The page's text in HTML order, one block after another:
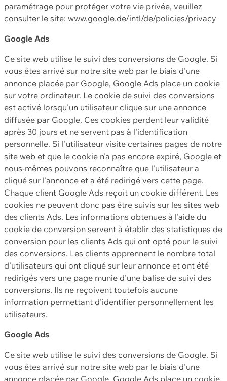
paramétrage pour protéger votre vie privée, veuillez
consulter le site: www.google.de/intl/de/policies/privacy
Google Ads
Ce site web utilise le suivi des conversions de Google. Si
vous êtes arrivé sur notre site web par le biais d'une
annonce placée par Google, Google Ads place un cookie
sur votre ordinateur. Le cookie de suivi des conversions
est activé lorsqu'un utilisateur clique sur une annonce
diffusée par Google. Ces cookies perdent leur validité
après 30 jours et ne servent pas à l'identification
personnelle. Si l'utilisateur visite certaines pages de notre
site web et que le cookie n'a pas encore expiré, Google et
nous-mêmes pouvons reconnaître que l'utilisateur a
cliqué sur l'annonce et a été redirigé vers cette page.
Chaque client Google Ads reçoit un cookie différent. Les
cookies ne peuvent donc pas être suivis sur les sites web
des clients Ads. Les informations obtenues à l'aide du
cookie de conversion servent à établir des statistiques de
conversion pour les clients Ads qui ont opté pour le suivi
des conversions. Les clients apprennent le nombre total
d'utilisateurs qui ont cliqué sur leur annonce et ont été
redirigés vers une page munie d'une balise de suivi des
conversions. Ils ne reçoivent toutefois aucune
information permettant d'identifier personnellement les
utilisateurs.
Google Ads
Ce site web utilise le suivi des conversions de Google. Si
vous êtes arrivé sur notre site web par le biais d'une